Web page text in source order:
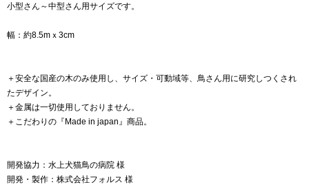
小型さん～中型さん用サイズです。
幅：約8.5mｘ3cm
＋安全な国産の木のみ使用し、サイズ・可動域等、鳥さん用に研究しつくされ
たデザイン。
＋金属は一切使用しておりません。
＋こだわりの『Made in japan』商品。
開発協力：水上犬猫鳥の病院 様
開発・製作：株式会社フォルス 様